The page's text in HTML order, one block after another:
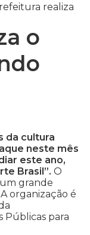
realiza
o
da cultura
neste mês
este ano,
Brasil”. O
um grande
organização é
Públicas para